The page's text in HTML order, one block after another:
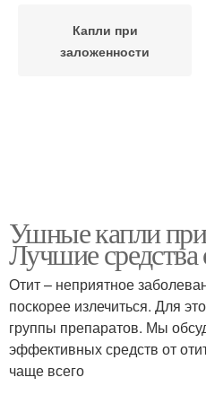
Капли при
заложенности
Ушные капли при
Лучшие средства
Отит – неприятное
поскорее излечиться. Для
группы препаратов. Мы
эффективных средств от
чаще всего